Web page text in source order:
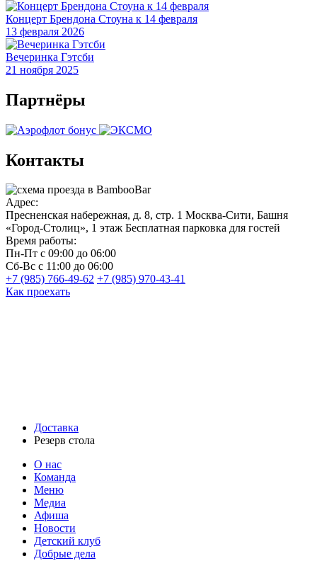
Концерт Брендона Стоуна к 14 февраля
13 февраля 2026
Вечеринка Гэтсби
21 ноября 2025
Партнёры
Контакты
Адрес:
Пресненская набережная, д. 8, стр. 1 Москва-Сити, Башня
«Город-Столиц», 1 этаж Бесплатная парковка для гостей
Время работы:
Пн-Пт с 09:00 до 06:00
Сб-Вс с 11:00 до 06:00
+7 (985) 766-49-62 +7 (985) 970-43-41
Как проехать
Доставка
Резерв стола
О нас
Команда
Меню
Медиа
Афиша
Новости
Детский клуб
Добрые дела